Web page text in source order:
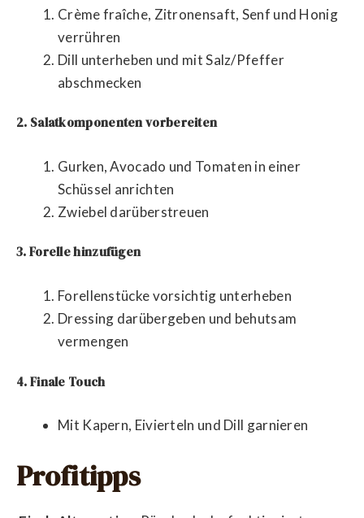
Crème fraîche, Zitronensaft, Senf und Honig
verrühren
Dill unterheben und mit Salz/Pfeffer
abschmecken
2. Salatkomponenten vorbereiten
Gurken, Avocado und Tomaten in einer
Schüssel anrichten
Zwiebel darüberstreuen
3. Forelle hinzufügen
Forellenstücke vorsichtig unterheben
Dressing darübergeben und behutsam
vermengen
4. Finale Touch
Mit Kapern, Eivierteln und Dill garnieren
Profitipps